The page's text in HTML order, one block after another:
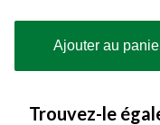
à
Ajouter au
Trouvez-le